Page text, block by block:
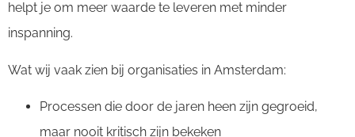
helpt je om meer waarde te leveren met minder
inspanning.
Wat wij vaak zien bij organisaties in Amsterdam:
Processen die door de jaren heen zijn gegroeid,
maar nooit kritisch zijn bekeken